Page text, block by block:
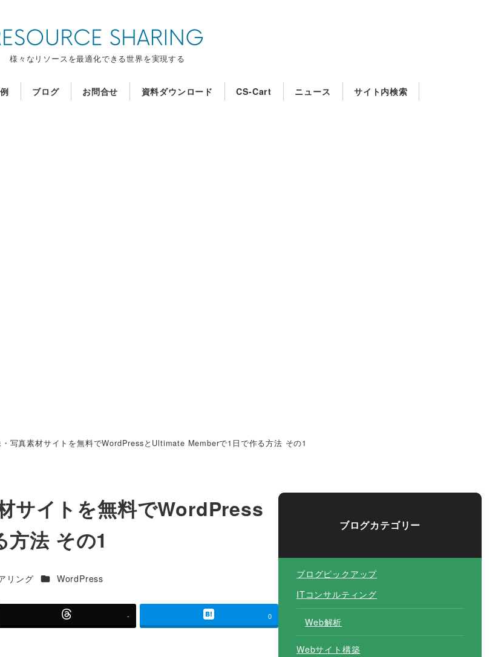
様々なリソースを最適化できる世界を実現する
ブログ お問合せ 資料ダウンロード CS-Cart ニュース サイト内検索
写真素材サイトを無料でWordPressとUltimate Memberで1日で作る方法 その1
サイトを無料でWordPress
法 その1
リング カテゴリー
WordPress
- 0
ブログカテゴリー
ブログピックアップ
ITコンサルティング
Web解析
Webサイト構築